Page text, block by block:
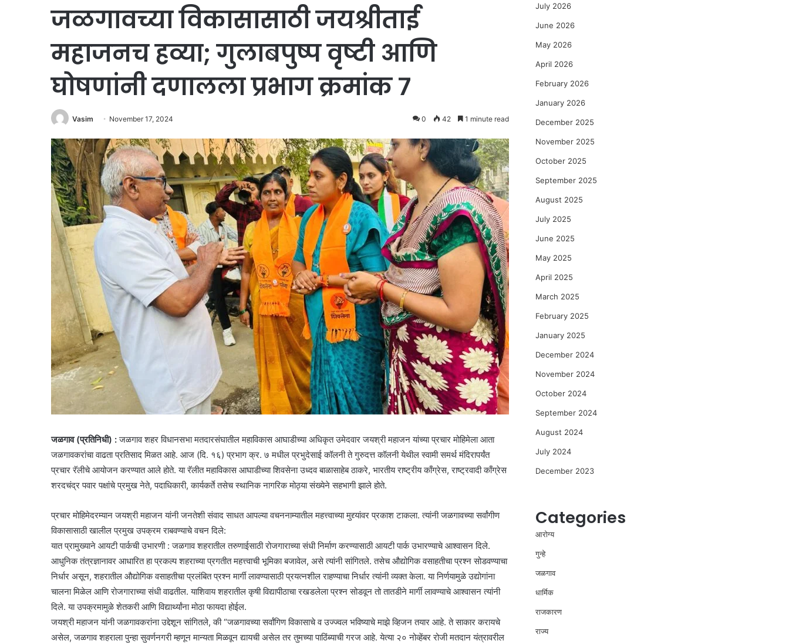
जळगावच्या विकासासाठी जयश्रीताई
महाजनच हव्या; गुलाबपुष्प वृष्टी आणि
घोषणांनी दणालला प्रभाग क्रमांक ७
Vasim November 17, 2024 0 42 1 minute read
जळगाव (प्रतिनिधी) :जळगाव शहर विधानसभा मतदारसंघातील महाविकास आघाडीच्या अधिकृत उमेदवार जयश्री महाजन यांच्या प्रचार मोहिमेला आता
जळगावकरांचा वाढता प्रतिसाद मिळत आहे. आज (दि. १६) प्रभाग क्र. ७ मधील प्रभुदेसाई कॉलनी ते गुरुदत्त कॉलनी येथील स्वामी समर्थ मंदिरापर्यंत
प्रचार रॅलीचे आयोजन करण्यात आले होते. या रॅलीत महाविकास आघाडीच्या शिवसेना उध्दव बाळासाहेब ठाकरे, भारतीय राष्ट्रीय काँग्रेस, राष्ट्रवादी काँग्रेस
शरदचंद्र पवार पक्षांचे प्रमुख नेते, पदाधिकारी, कार्यकर्ते तसेच स्थानिक नागरिक मोठ्या संख्येने सहभागी झाले होते.
प्रचार मोहिमेदरम्यान जयश्री महाजन यांनी जनतेशी संवाद साधत आपल्या वचननाम्यातील महत्त्वाच्या मुद्द्यांवर प्रकाश टाकला. त्यांनी जळगावच्या सर्वांगीण
विकासासाठी खालील प्रमुख उपक्रम राबवण्याचे वचन दिले:
यात प्रामुख्याने आयटी पार्कची उभारणी : जळगाव शहरातील तरुणाईसाठी रोजगाराच्या संधी निर्माण करण्यासाठी आयटी पार्क उभारण्याचे आश्वासन दिले.
आधुनिक तंत्रज्ञानावर आधारित हा प्रकल्प शहराच्या प्रगतीत महत्त्वाची भूमिका बजावेल, असे त्यांनी सांगितले. तसेच औद्योगिक वसाहतीचा प्रश्न सोडवण्याचा
निर्धार असून, शहरातील औद्योगिक वसाहतीचा प्रलंबित प्रश्न मार्गी लावण्यासाठी प्रयत्नशील राहण्याचा निर्धार त्यांनी व्यक्त केला. या निर्णयामुळे उद्योगांना
चालना मिळेल आणि रोजगाराच्या संधी वाढतील. याशिवाय शहरातील कृषी विद्यापीठाचा रखडलेला प्रश्न सोडवून तो तातडीने मार्गी लावण्याचे आश्वासन त्यांनी
दिले. या उपक्रमामुळे शेतकरी आणि विद्यार्थ्यांना मोठा फायदा होईल.
जयश्री महाजन यांनी जळगावकरांना उद्देशून सांगितले, की “जळगावच्या सर्वांगिण विकासाचे व उज्ज्वल भविष्याचे माझे व्हिजन तयार आहे. ते साकार करायचे
असेल, जळगाव शहराला पुन्हा सुवर्णनगरी म्हणून मान्यता मिळवून द्यायची असेल तर तुमच्या पाठिंब्याची गरज आहे. येत्या २० नोव्हेंबर रोजी मतदान यंत्रावरील
July 2026
June 2026
May 2026
April 2026
February 2026
January 2026
December 2025
November 2025
October 2025
September 2025
August 2025
July 2025
June 2025
May 2025
April 2025
March 2025
February 2025
January 2025
December 2024
November 2024
October 2024
September 2024
August 2024
July 2024
December 2023
Categories
आरोग्य
गुन्हे
जळगाव
धार्मिक
राजकारण
राज्य